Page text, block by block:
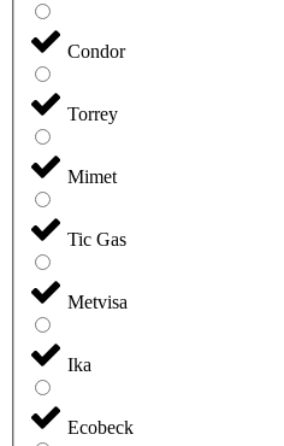
Condor
Torrey
Mimet
Tic Gas
Metvisa
Ika
Ecobeck